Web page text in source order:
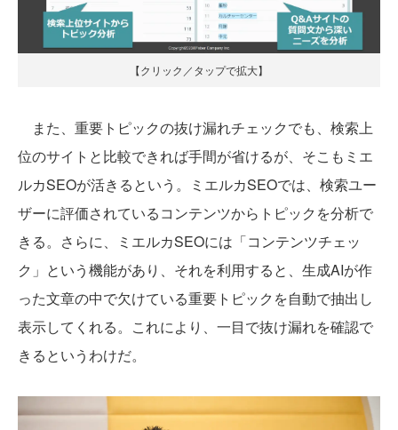
【クリック／タップで拡大】
また、重要トピックの抜け漏れチェックでも、検索上
位のサイトと比較できれば手間が省けるが、そこもミエ
ルカSEOが活きるという。ミエルカSEOでは、検索ユー
ザーに評価されているコンテンツからトピックを分析で
きる。さらに、ミエルカSEOには「コンテンツチェッ
ク」という機能があり、それを利用すると、生成AIが作
った文章の中で欠けている重要トピックを自動で抽出し
表示してくれる。これにより、一目で抜け漏れを確認で
きるというわけだ。